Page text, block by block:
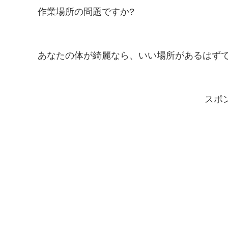
作業場所の問題ですか?
あなたの体が綺麗なら、いい場所があるはず
スポ